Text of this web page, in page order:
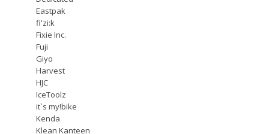
Eastpak
fi'zi:k
Fixie Inc.
Fuji
Giyo
Harvest
HJC
IceToolz
it`s my!bike
Kenda
Klean Kanteen